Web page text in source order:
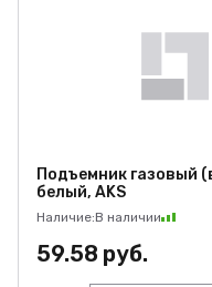
Подъемник газовый
белый, AKS
Наличие:В наличии
59.58 руб.